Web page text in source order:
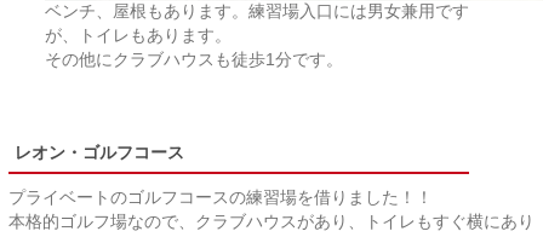
ベンチ、屋根もあります。練習場入口には男女兼用です
が、トイレもあります。
その他にクラブハウスも徒歩1分です。
レオン・ゴルフコース
プライベートのゴルフコースの練習場を借りました！！
本格的ゴルフ場なので、クラブハウスがあり、トイレもすぐ横にあり